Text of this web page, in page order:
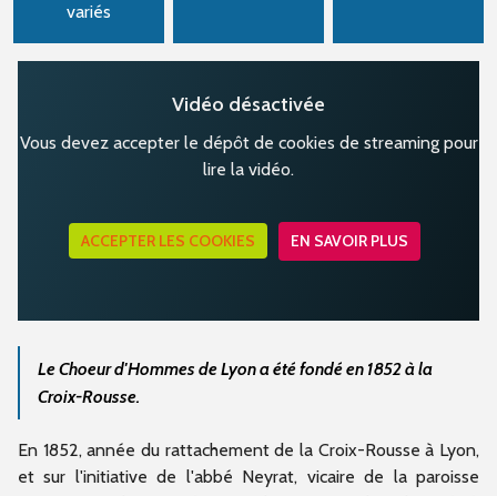
variés
Vidéo désactivée
Vous devez accepter le dépôt de cookies de streaming pour
lire la vidéo.
ACCEPTER LES COOKIES EN SAVOIR PLUS
Le Choeur d'Hommes de Lyon a été fondé en 1852 à la
Croix-Rousse.
En 1852, année du rattachement de la Croix-Rousse à Lyon,
et sur l'initiative de l'abbé Neyrat, vicaire de la paroisse